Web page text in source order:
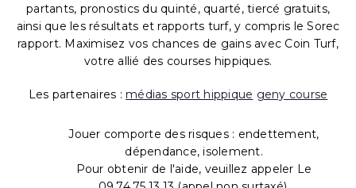
partants, pronostics du quinté, quarté, tiercé gratuits,
ainsi que les résultats et rapports turf, y compris le Sorec
rapport. Maximisez vos chances de gains avec Coin Turf,
votre allié des courses hippiques.
Les partenaires : médias sport hippique geny course
Jouer comporte des risques : endettement,
dépendance, isolement.
Pour obtenir de l'aide, veuillez appeler Le